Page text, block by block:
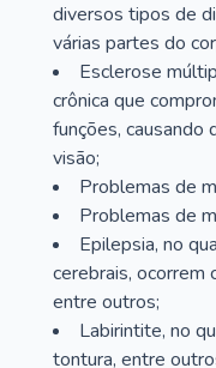
diversos tipos de
várias partes do
Esclerose
crônica que
funções, causando
visão;
Problemas de
Problemas de
Epilepsia, no
cerebrais, ocorrem
entre outros;
Labirintite, no
tontura, entre